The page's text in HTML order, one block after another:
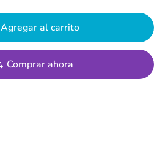
Agregar al carrito
Comprar ahora